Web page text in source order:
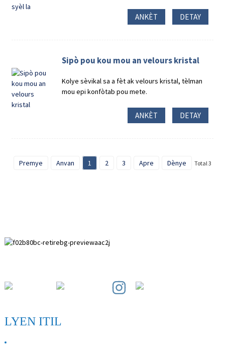
ANKÈT DETAY
Sipò pou kou mou an velours kristal
Kolye sèvikal sa a fèt ak velours kristal, tèlman
mou epi konfòtab pou mete.
ANKÈT DETAY
Premye Anvan 1 2 3 Apre Dènye Total 3
LYEN ITIL